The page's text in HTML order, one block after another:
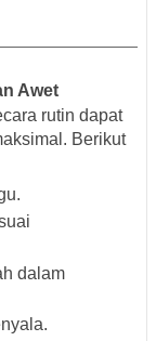
Awet
rutin dapat
Berikut
dalam